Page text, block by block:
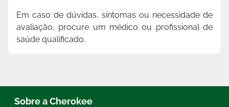
Em caso de dúvidas, sintomas ou necessidade de
avaliação, procure um médico ou profissional de
saúde qualificado.
Sobre a Cherokee